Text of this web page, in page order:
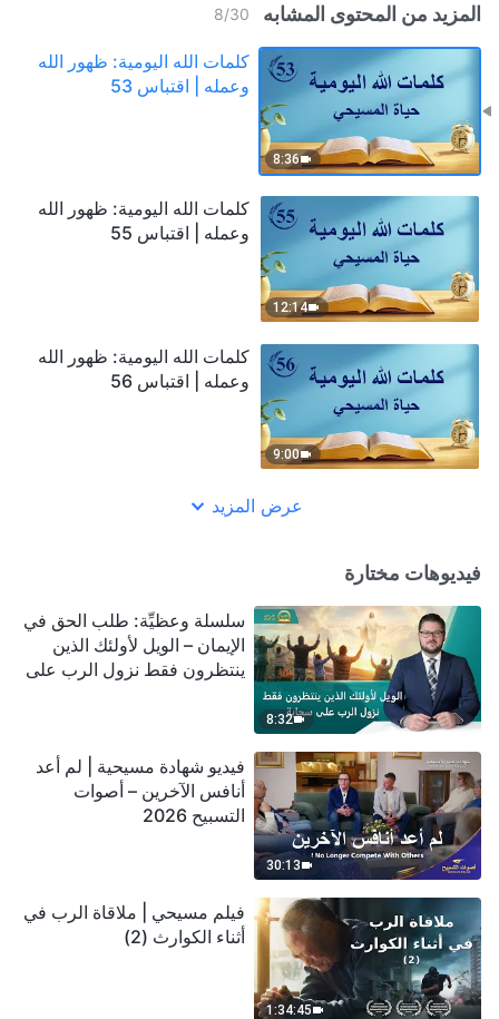
المزيد من المحتوى المشابه 8/30
8:36
كلمات الله اليومية: ظهور الله
وعمله | اقتباس 53
12:14
كلمات الله اليومية: ظهور الله
وعمله | اقتباس 55
9:00
كلمات الله اليومية: ظهور الله
وعمله | اقتباس 56
عرض المزيد
فيديوهات مختارة
8:32
سلسلة وعظيِّة: طلب الحق في
الإيمان – الويل لأولئك الذين
ينتظرون فقط نزول الرب على
30:13
فيديو شهادة مسيحية | لم أعد
أنافس الآخرين – أصوات
التسبيح 2026
1:34:45
فيلم مسيحي | ملاقاة الرب في
أثناء الكوارث (2)